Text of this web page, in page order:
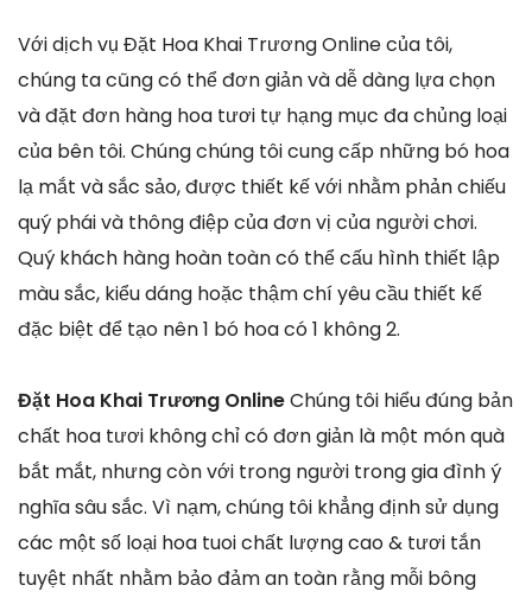
Với dịch vụ Đặt Hoa Khai Trương Online của tôi,
chúng ta cũng có thể đơn giản và dễ dàng lựa chọn
và đặt đơn hàng hoa tươi tự hạng mục đa chủng loại
của bên tôi. Chúng chúng tôi cung cấp những bó hoa
lạ mắt và sắc sảo, được thiết kế với nhằm phản chiếu
quý phái và thông điệp của đơn vị của người chơi.
Quý khách hàng hoàn toàn có thể cấu hình thiết lập
màu sắc, kiểu dáng hoặc thậm chí yêu cầu thiết kế
đặc biệt để tạo nên 1 bó hoa có 1 không 2.
Đặt Hoa Khai Trương OnlineChúng tôi hiểu đúng bản
chất hoa tươi không chỉ có đơn giản là một món quà
bắt mắt, nhưng còn với trong người trong gia đình ý
nghĩa sâu sắc. Vì nạm, chúng tôi khẳng định sử dụng
các một số loại hoa tuoi chất lượng cao & tươi tắn
tuyệt nhất nhằm bảo đảm an toàn rằng mỗi bông